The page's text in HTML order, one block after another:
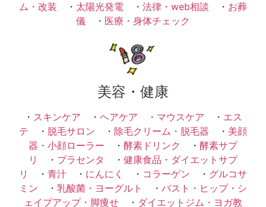
ム・改装 ・ 太陽光発電 ・ 法律・web相談 ・ お葬
儀 ・ 医療・身体チェック
美容・健康
・ スキンケア ・ ヘアケア ・ マウスケア ・ エス
テ ・ 脱毛サロン ・ 除毛クリーム・脱毛器 ・ 美顔
器・小顔ローラー ・ 酵素ドリンク ・ 酵素サプ
リ
・ プラセンタ ・ 健康食品・ダイエットサプ
リ
・ 青汁 ・ にんにく ・ コラーゲン ・ グルコサ
ミン ・ 乳酸菌・ヨーグルト ・ バスト・ヒップ・シ
ェイプアップ・脚痩せ ・ ダイエットジム・ヨガ教